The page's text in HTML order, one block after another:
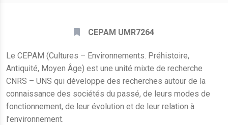
CEPAM UMR7264
Le CEPAM (Cultures – Environnements. Préhistoire,
Antiquité, Moyen Âge) est une unité mixte de recherche
CNRS – UNS qui développe des recherches autour de la
connaissance des sociétés du passé, de leurs modes de
fonctionnement, de leur évolution et de leur relation à
l’environnement.